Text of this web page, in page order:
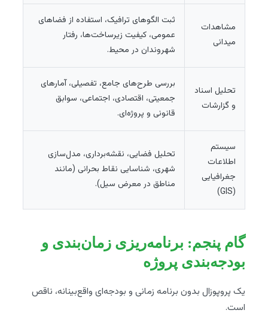
مشاهدات
میدانی
ثبت الگوهای ترافیک، استفاده از فضاهای
عمومی، کیفیت زیرساخت‌ها، رفتار
شهروندان در محیط.
تحلیل اسناد
و گزارشات
بررسی طرح‌های جامع، تفصیلی، آمارهای
جمعیتی، اقتصادی، اجتماعی، سوابق
قانونی و پروژه‌ای.
سیستم
اطلاعات
جغرافیایی
تحلیل فضایی، نقشه‌برداری، مدل‌سازی
شهری، شناسایی نقاط بحرانی (مانند
مناطق در معرض سیل).
گام پنجم: برنامه‌ریزی زمان‌بندی و
بودجه‌بندی پروژه
یک پروپوزال بدون برنامه زمانی و بودجه‌ای واقع‌بینانه، ناقص